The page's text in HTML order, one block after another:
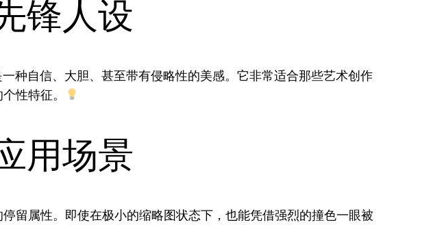
锋人设
种自信、大胆、甚至带有侵略性的美感。它非常适合那些艺术创作
性特征。
用场景
留属性。即使在极小的缩略图状态下，也能凭借强烈的撞色一眼被